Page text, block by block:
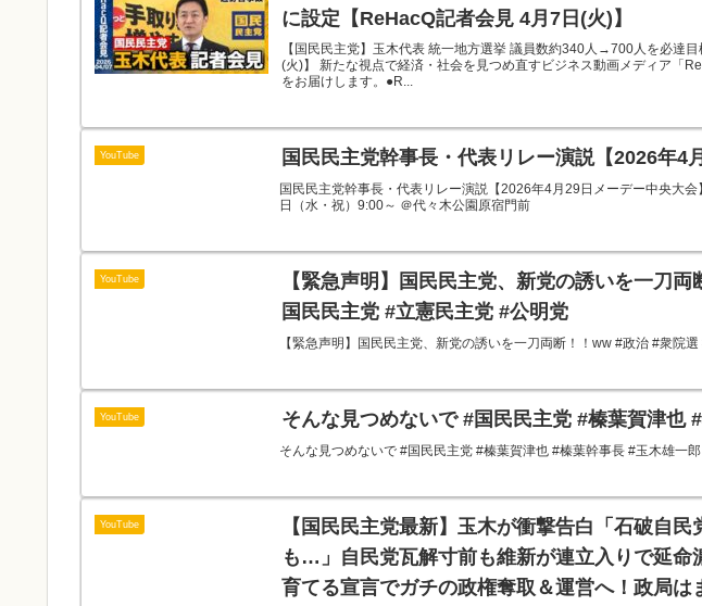
に設定【ReHacQ記者会見 4月7日(火)】
【国民民主党】玉木代表 統一地方選挙 議員数約340人→700人を必達
(火)】 新たな視点で経済・社会を見つめ直すビジネス動画メディア「
をお届けします。●R...
YouTube 国民民主党幹事長・代表リレー演説【2026年4
国民民主党幹事長・代表リレー演説【2026年4月29日メーデー中央大
日（水・祝）9:00～ ＠代々木公園原宿門前
YouTube
【緊急声明】国民民主党、新党の誘いを一刀
国民民主党 #立憲民主党 #公明党
【緊急声明】国民民主党、新党の誘いを一刀両断！！ww #政治 #衆院
YouTube そんな見つめないで #国民民主党 #榛葉賀津也
そんな見つめないで #国民民主党 #榛葉賀津也 #榛葉幹事長 #玉木雄一郎
YouTube
【国民民主党最新】玉木が衝撃告白「石破自
も…」自民党瓦解寸前も維新が連立入りで延命
育てる宣言でガチの政権奪取＆運営へ！政局は